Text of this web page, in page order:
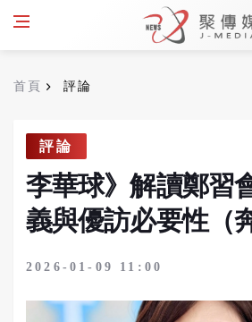
首頁 評論
評論
李華球》解讀鄭習
義與優訪必要性（
2026-01-09 11:00